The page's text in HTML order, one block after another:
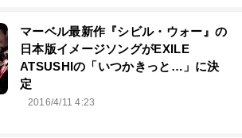
マーベル最新作『シビル・ウォー』の
日本版イメージソングがEXILE
ATSUSHIの「いつかきっと…」に決
定
2016/4/11 4:23